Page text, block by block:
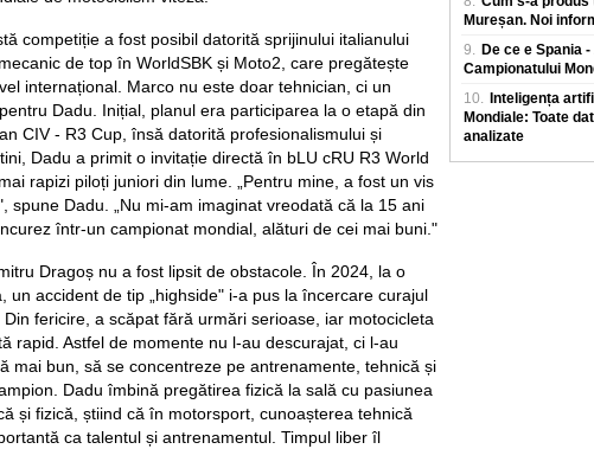
competiție a fost posibil datorită sprijinului italianului
de top în WorldSBK și Moto2, care pregătește
internațional. Marco nu este doar tehnician, ci un
Dadu. Inițial, planul era participarea la o etapă din
CIV - R3 Cup, însă datorită profesionalismului și
Dadu a primit o invitație directă în bLU cRU R3 World
rapizi piloți juniori din lume. „Pentru mine, a fost un vis
spune Dadu. „Nu mi-am imaginat vreodată că la 15 ani
într-un campionat mondial, alături de cei mai buni."
Dragoș nu a fost lipsit de obstacole. În 2024, la o
un accident de tip „highside" i-a pus la încercare curajul
fericire, a scăpat fără urmări serioase, iar motocicleta
rapid. Astfel de momente nu l-au descurajat, ci l-au
mai bun, să se concentreze pe antrenamente, tehnică și
Dadu îmbină pregătirea fizică la sală cu pasiunea
și fizică, știind că în motorsport, cunoașterea tehnică
ca talentul și antrenamentul. Timpul liber îl
Mureșan. Noi
9. De ce e Spania
Campionatului
10. Inteligența
Mondiale: Toate
analizate